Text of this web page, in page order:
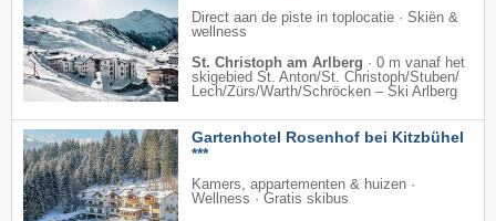
Direct aan de piste in toplocatie · Skiën &
wellness
St. Christoph am Arlberg · 0 m vanaf het
skigebied St. Anton/​St. Christoph/​Stuben/​
Lech/​Zürs/​Warth/​Schröcken – Ski Arlberg
Gartenhotel Rosenhof bei Kitzbühel
***
Kamers, appartementen & huizen ·
Wellness · Gratis skibus